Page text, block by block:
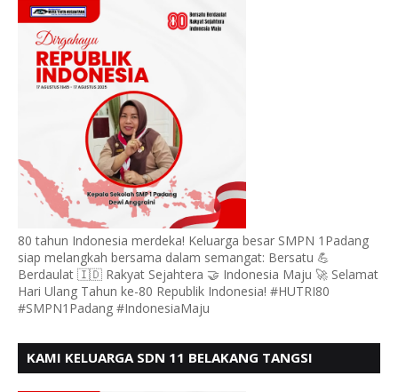
80 tahun Indonesia merdeka! Keluarga besar SMPN 1Padang
siap melangkah bersama dalam semangat: Bersatu 💪
Berdaulat 🇮🇩 Rakyat Sejahtera 🤝 Indonesia Maju 🚀 Selamat
Hari Ulang Tahun ke-80 Republik Indonesia! #HUTRI80
#SMPN1Padang #IndonesiaMaju
KAMI KELUARGA SDN 11 BELAKANG TANGSI